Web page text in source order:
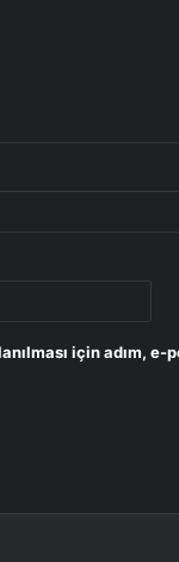
için adım,